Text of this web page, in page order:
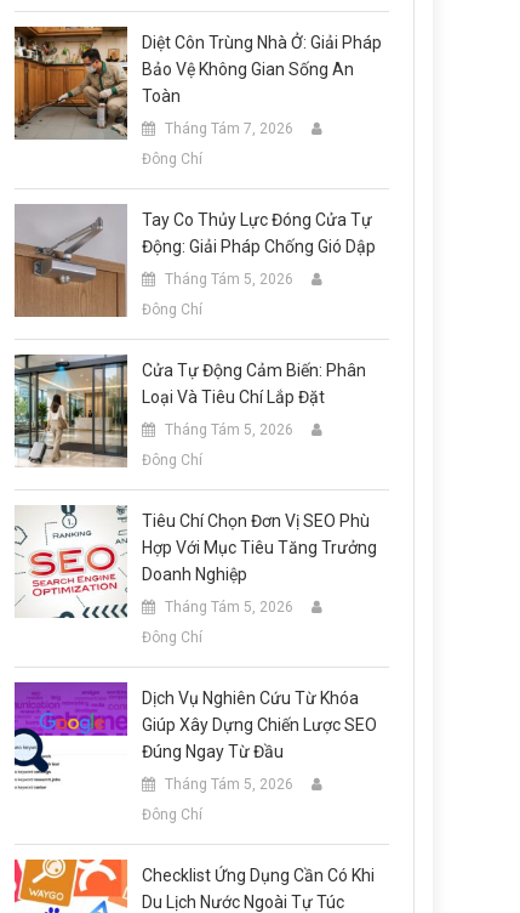
Diệt Côn Trùng Nhà Ở: Giải Pháp
Bảo Vệ Không Gian Sống An
Toàn
Tháng Tám 7, 2026
Đông Chí
Tay Co Thủy Lực Đóng Cửa Tự
Động: Giải Pháp Chống Gió Dập
Tháng Tám 5, 2026
Đông Chí
Cửa Tự Động Cảm Biến: Phân
Loại Và Tiêu Chí Lắp Đặt
Tháng Tám 5, 2026
Đông Chí
Tiêu Chí Chọn Đơn Vị SEO Phù
Hợp Với Mục Tiêu Tăng Trưởng
Doanh Nghiệp
Tháng Tám 5, 2026
Đông Chí
Dịch Vụ Nghiên Cứu Từ Khóa
Giúp Xây Dựng Chiến Lược SEO
Đúng Ngay Từ Đầu
Tháng Tám 5, 2026
Đông Chí
Checklist Ứng Dụng Cần Có Khi
Du Lịch Nước Ngoài Tự Túc